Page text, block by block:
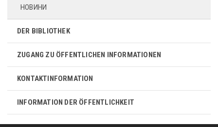
НОВИНИ
DER BIBLIOTHEK
ZUGANG ZU ÖFFENTLICHEN INFORMATIONEN
KONTAKTINFORMATION
INFORMATION DER ÖFFENTLICHKEIT